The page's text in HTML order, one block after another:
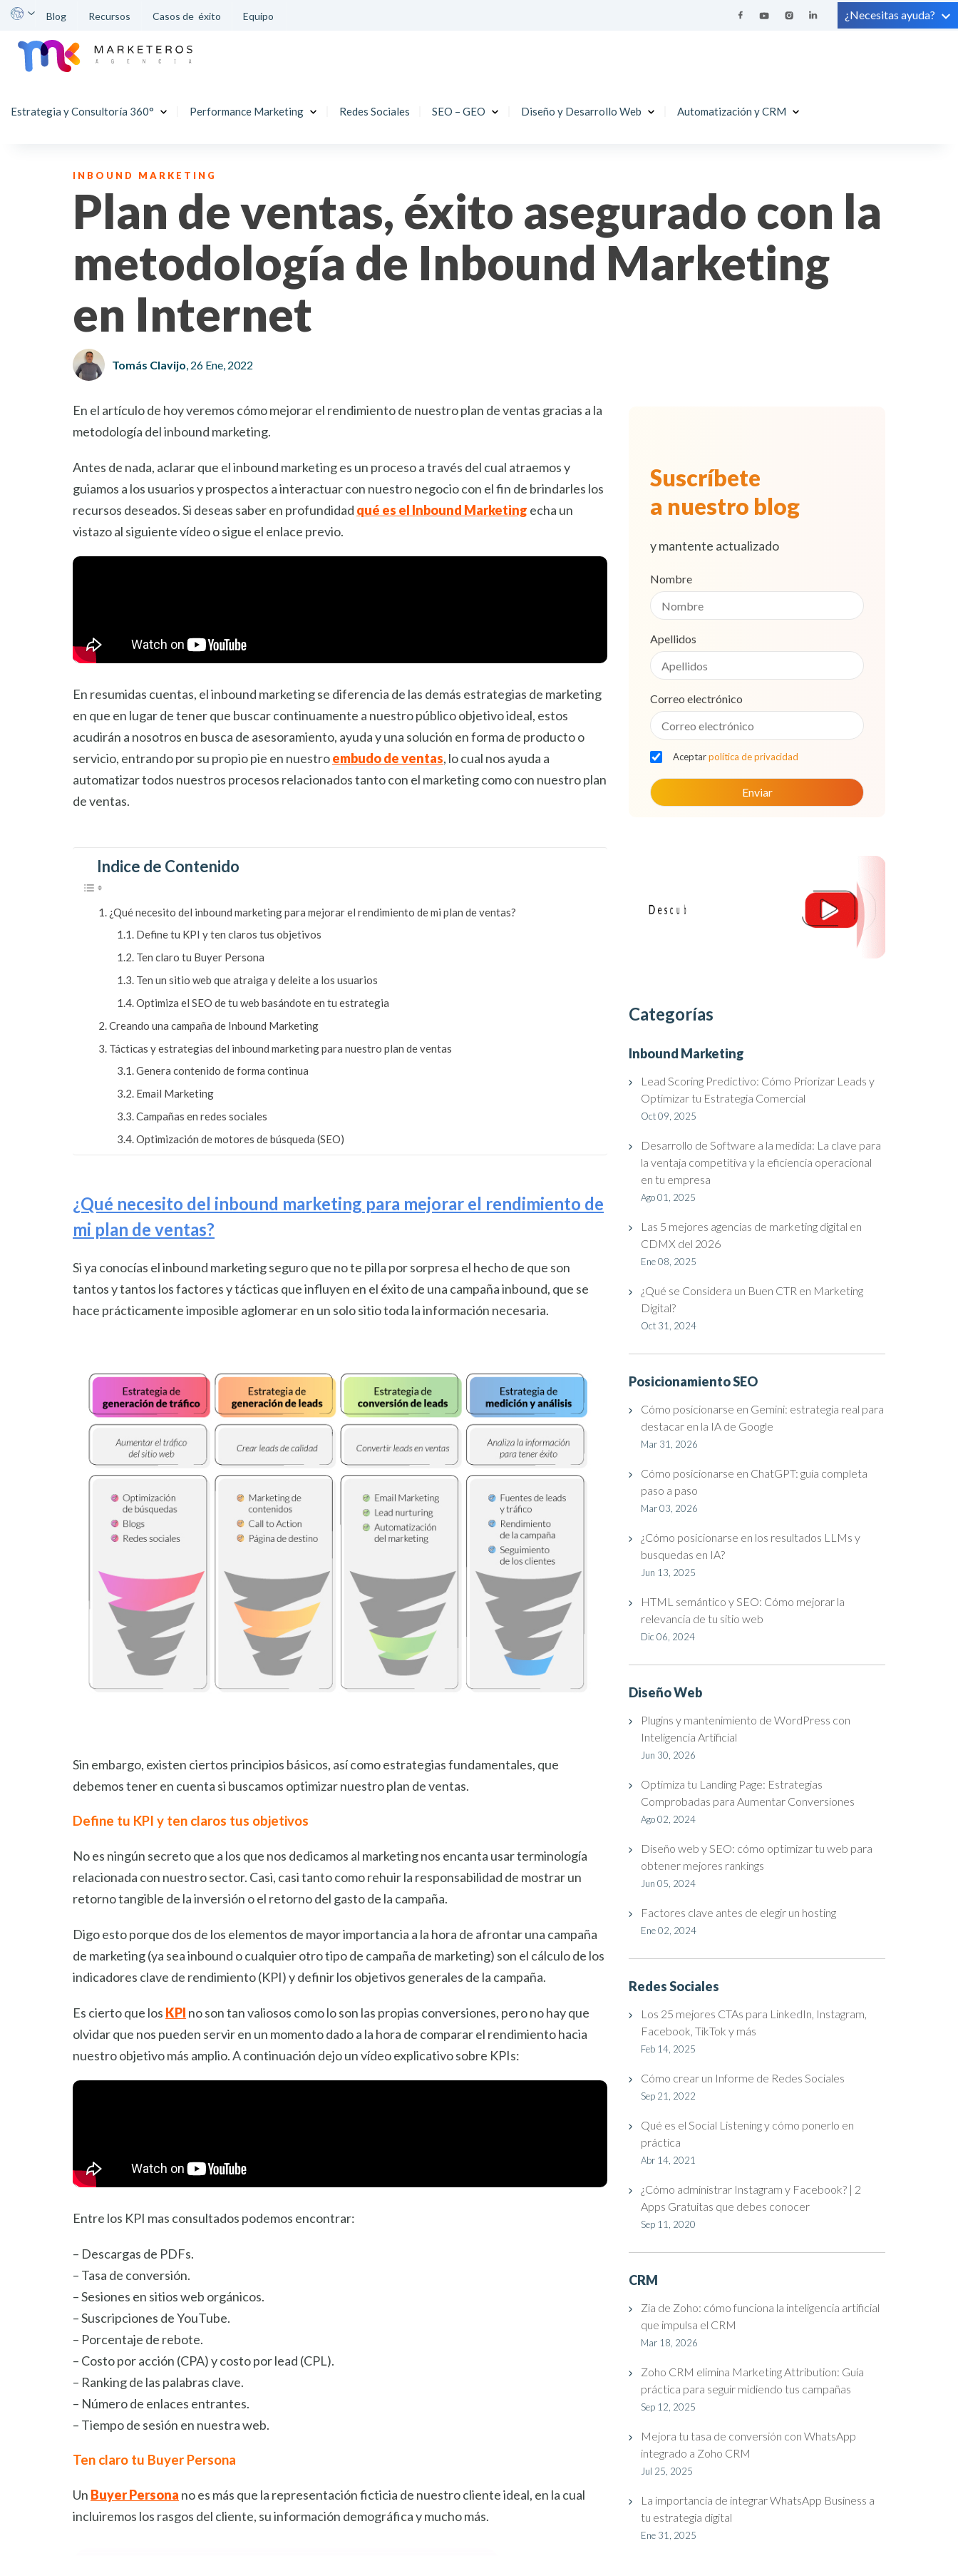
Estrategia y Consultoría 360° Performance Marketing Redes Sociales SEO – GEO Diseño y Desarrollo Web Automatización y CRM
Blog Recursos Casos de éxito Equipo ¿Necesitas ayuda?
Inicio>Blog>Inbound Marketing
INBOUND MARKETING
Plan de ventas, éxito asegurado con la
metodología de Inbound Marketing
en Internet
Tomás Clavijo , 26 Ene, 2022
En el artículo de hoy veremos cómo mejorar el rendimiento de nuestro plan de ventas gracias a la
metodología del inbound marketing.
Antes de nada, aclarar que el inbound marketing es un proceso a través del cual atraemos y
guiamos a los usuarios y prospectos a interactuar con nuestro negocio con el fin de brindarles los
recursos deseados. Si deseas saber en profundidad qué es el Inbound Marketing echa un
vistazo al siguiente vídeo o sigue el enlace previo.
En resumidas cuentas, el inbound marketing se diferencia de las demás estrategias de marketing
en que en lugar de tener que buscar continuamente a nuestro público objetivo ideal, estos
acudirán a nosotros en busca de asesoramiento, ayuda y una solución en forma de producto o
servicio, entrando por su propio pie en nuestroembudo de ventas, lo cual nos ayuda a
automatizar todos nuestros procesos relacionados tanto con el marketing como con nuestro plan
de ventas.
Indice de Contenido
¿Qué necesito del inbound marketing para mejorar el rendimiento de mi plan de ventas?
Define tu KPI y ten claros tus objetivos
Ten claro tu Buyer Persona
Ten un sitio web que atraiga y deleite a los usuarios
Optimiza el SEO de tu web basándote en tu estrategia
Creando una campaña de Inbound Marketing
Tácticas y estrategias del inbound marketing para nuestro plan de ventas
Genera contenido de forma continua
Email Marketing
Campañas en redes sociales
Optimización de motores de búsqueda (SEO)
¿Qué necesito del inbound marketing para mejorar el rendimiento de
mi plan de ventas?
Si ya conocías el inbound marketing seguro que no te pilla por sorpresa el hecho de que son
tantos y tantos los factores y tácticas que influyen en el éxito de una campaña inbound, que se
hace prácticamente imposible aglomerar en un solo sitio toda la información necesaria.
Sin embargo, existen ciertos principios básicos, así como estrategias fundamentales, que
debemos tener en cuenta si buscamos optimizar nuestro plan de ventas.
Define tu KPI y ten claros tus objetivos
No es ningún secreto que a los que nos dedicamos al marketing nos encanta usar terminología
relacionada con nuestro sector. Casi, casi tanto como rehuir la responsabilidad de mostrar un
retorno tangible de la inversión o el retorno del gasto de la campaña.
Digo esto porque dos de los elementos de mayor importancia a la hora de afrontar una campaña
de marketing (ya sea inbound o cualquier otro tipo de campaña de marketing) son el cálculo de los
indicadores clave de rendimiento (KPI) y definir los objetivos generales de la campaña.
Es cierto que los KPI no son tan valiosos como lo son las propias conversiones, pero no hay que
olvidar que nos pueden servir en un momento dado a la hora de comparar el rendimiento hacia
nuestro objetivo más amplio. A continuación dejo un vídeo explicativo sobre KPIs:
Entre los KPI mas consultados podemos encontrar:
– Descargas de PDFs.
– Tasa de conversión.
– Sesiones en sitios web orgánicos.
– Suscripciones de YouTube.
– Porcentaje de rebote.
– Costo por acción (CPA) y costo por lead (CPL).
– Ranking de las palabras clave.
– Número de enlaces entrantes.
– Tiempo de sesión en nuestra web.
Ten claro tu Buyer Persona
Un Buyer Persona no es más que la representación ficticia de nuestro cliente ideal, en la cual
incluiremos los rasgos del cliente, su información demográfica y mucho más.
Suscríbete
a nuestro blog
y mantente actualizado
Nombre
Apellidos
Correo electrónico
Aceptarpolítica de privacidad
Categorías
Inbound Marketing
Lead Scoring Predictivo: Cómo Priorizar Leads y
Optimizar tu Estrategia Comercial
Oct 09, 2025
Desarrollo de Software a la medida: La clave para
la ventaja competitiva y la eficiencia operacional
en tu empresa
Ago 01, 2025
Las 5 mejores agencias de marketing digital en
CDMX del 2026
Ene 08, 2025
¿Qué se Considera un Buen CTR en Marketing
Digital?
Oct 31, 2024
Posicionamiento SEO
Cómo posicionarse en Gemini: estrategia real para
destacar en la IA de Google
Mar 31, 2026
Cómo posicionarse en ChatGPT: guía completa
paso a paso
Mar 03, 2026
¿Cómo posicionarse en los resultados LLMs y
busquedas en IA?
Jun 13, 2025
HTML semántico y SEO: Cómo mejorar la
relevancia de tu sitio web
Dic 06, 2024
Diseño Web
Plugins y mantenimiento de WordPress con
Inteligencia Artificial
Jun 30, 2026
Optimiza tu Landing Page: Estrategias
Comprobadas para Aumentar Conversiones
Ago 02, 2024
Diseño web y SEO: cómo optimizar tu web para
obtener mejores rankings
Jun 05, 2024
Factores clave antes de elegir un hosting
Ene 02, 2024
Redes Sociales
Los 25 mejores CTAs para LinkedIn, Instagram,
Facebook, TikTok y más
Feb 14, 2025
Cómo crear un Informe de Redes Sociales
Sep 21, 2022
Qué es el Social Listening y cómo ponerlo en
práctica
Abr 14, 2021
¿Cómo administrar Instagram y Facebook? | 2
Apps Gratuitas que debes conocer
Sep 11, 2020
CRM
Zia de Zoho: cómo funciona la inteligencia artificial
que impulsa el CRM
Mar 18, 2026
Zoho CRM elimina Marketing Attribution: Guía
práctica para seguir midiendo tus campañas
Sep 12, 2025
Mejora tu tasa de conversión con WhatsApp
integrado a Zoho CRM
Jul 25, 2025
La importancia de integrar WhatsApp Business a
tu estrategia digital
Ene 31, 2025